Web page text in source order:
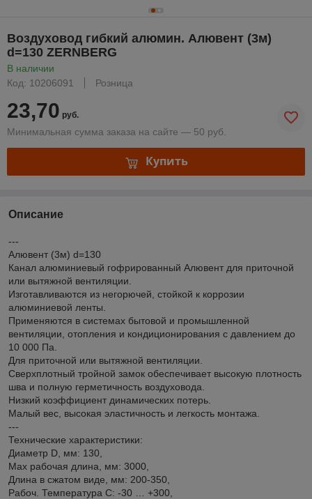
Воздуховод гибкий алюмин. Алювент (3м)
d=130 ZERNBERG
В наличии
Код: 10206091
Розница
23,70 руб.
Минимальная сумма заказа на сайте — 50 руб.
Купить
Описание
---
Алювент (3м) d=130
Канал алюминиевый гофрированный Алювент для приточной
или вытяжной вентиляции.
Изготавливаются из негорючей, стойкой к коррозии
алюминиевой ленты.
Применяются в системах бытовой и промышленной
вентиляции, отопления и кондиционирования с давлением до
10 000 Па.
Для приточной или вытяжной вентиляции.
Сверхплотный тройной замок обеспечивает высокую плотность
шва и полную герметичность воздуховода.
Низкий коэффициент динамических потерь.
Малый вес, высокая эластичность и легкость монтажа.
---
Технические характеристики:
Диаметр D, мм: 130,
Мах рабочая длина, мм: 3000,
Длина в сжатом виде, мм: 200-350,
Рабоч. Температура С: -30 … +300,